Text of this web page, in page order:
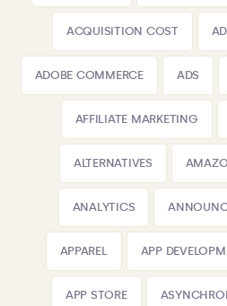
ACQUISITION COST
ADOBE COMMERCE ADS
AFFILIATE MARKETING
ALTERNATIVES
ANALYTICS
APPAREL APP
APP STORE